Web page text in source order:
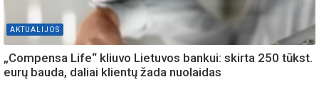
AKTUALIJOS
„Compensa Life“ kliuvo Lietuvos bankui: skirta 250 tūkst.
eurų bauda, daliai klientų žada nuolaidas